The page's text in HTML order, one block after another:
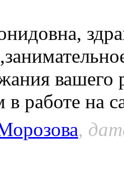
вашего
в работе на
,